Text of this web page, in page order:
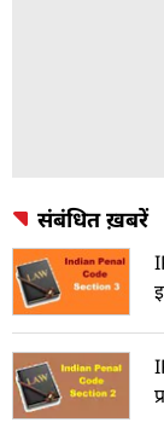
संबंधित ख़बरें